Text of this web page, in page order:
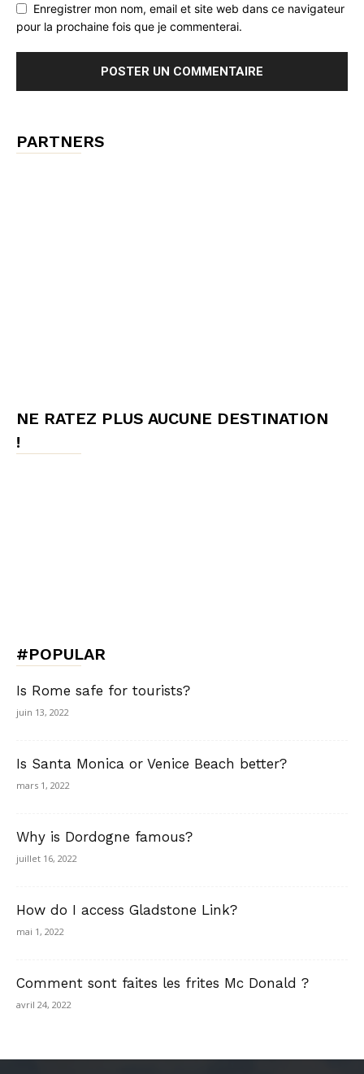
Enregistrer mon nom, email et site web dans ce navigateur
pour la prochaine fois que je commenterai.
PARTNERS
NE RATEZ PLUS AUCUNE DESTINATION
!
#POPULAR
Is Rome safe for tourists?
juin 13, 2022
Is Santa Monica or Venice Beach better?
mars 1, 2022
Why is Dordogne famous?
juillet 16, 2022
How do I access Gladstone Link?
mai 1, 2022
Comment sont faites les frites Mc Donald ?
avril 24, 2022